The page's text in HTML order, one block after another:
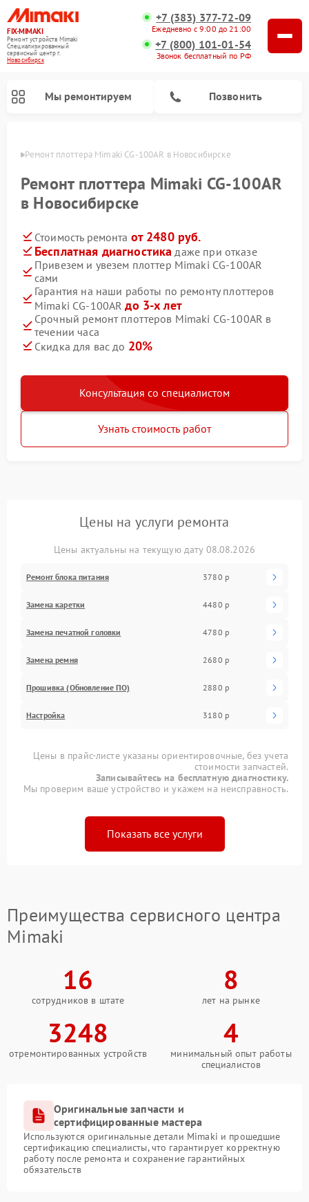
FIX-MIMAKI
Ремонт устройств Mimaki
Специализированный
cервисный центр г.
Новосибирск
+7 (383) 377-72-09
Ежедневно с 9:00 до 21:00
+7 (800) 101-01-54
Звонок бесплатный по РФ
Мы ремонтируем Позвонить
Ремонт плоттера Mimaki CG-100AR в Новосибирске
Ремонт плоттера Mimaki CG-100AR
в Новосибирске
Стоимость ремонта от 2480 руб.
Бесплатная диагностика даже при отказе
Привезем и увезем плоттер Mimaki CG-100AR
сами
Гарантия на наши работы по ремонту плоттеров
Mimaki CG-100ARдо 3-х лет
Срочный ремонт плоттеров Mimaki CG-100AR в
течении часа
Скидка для вас до 20%
Консультация со специалистом
Узнать стоимость работ
Цены на услуги ремонта
Цены актуальны на текущую дату 08.08.2026
Ремонт блока питания 3780 р
Замена каретки 4480 р
Замена печатной головки 4780 р
Замена ремня 2680 р
Прошивка (Обновление ПО) 2880 р
Настройка 3180 р
Цены в прайс-листе указаны ориентировочные, без учета
стоимости запчастей.
Записывайтесь на бесплатную диагностику.
Мы проверим ваше устройство и укажем на неисправность.
Показать все услуги
Преимущества сервисного центра
Mimaki
16
сотрудников в штате
8
лет на рынке
3248
отремонтированных устройств
4
минимальный опыт работы
специалистов
Оригинальные запчасти и
сертифицированные мастера
Используются оригинальные детали Mimaki и прошедшие
сертификацию специалисты, что гарантирует корректную
работу после ремонта и сохранение гарантийных
обязательств